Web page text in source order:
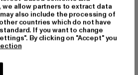
Agency GmbH & Co. KG |
Köln | DE
allow partners to extract data
also include the processing of
countries which do not have
If you want to change
By clicking on "Accept" you